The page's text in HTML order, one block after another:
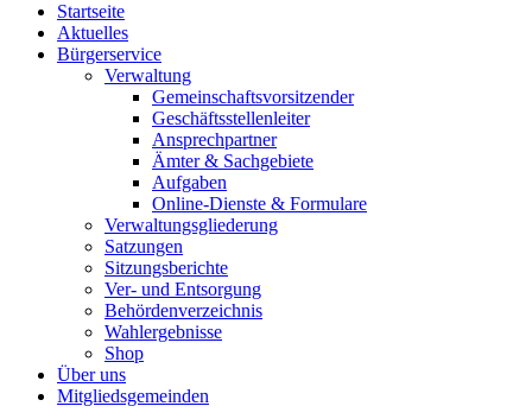
Startseite
Aktuelles
Bürgerservice
Verwaltung
Gemeinschaftsvorsitzender
Geschäftsstellenleiter
Ansprechpartner
Ämter & Sachgebiete
Aufgaben
Online-Dienste & Formulare
Verwaltungsgliederung
Satzungen
Sitzungsberichte
Ver- und Entsorgung
Behördenverzeichnis
Wahlergebnisse
Shop
Über uns
Mitgliedsgemeinden